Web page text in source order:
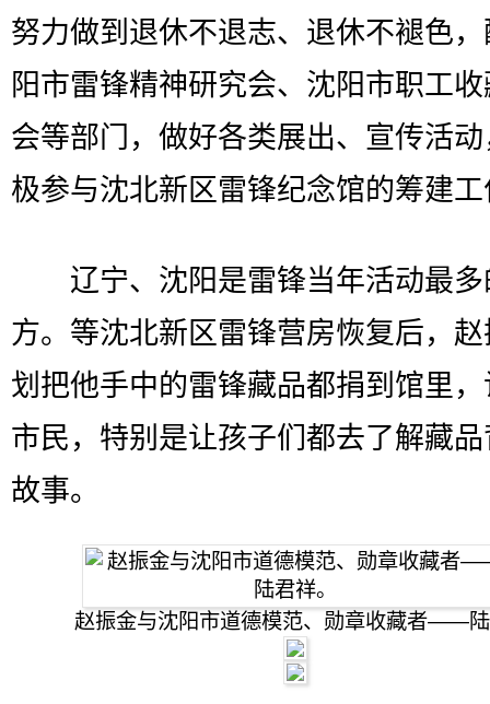
努力做到退休不退志、退休不褪色
阳市雷锋精神研究会、沈阳市职工
会等部门，做好各类展出、宣传活
极参与沈北新区雷锋纪念馆的筹建
辽宁、沈阳是雷锋当年活动最多
方。等沈北新区雷锋营房恢复后，
划把他手中的雷锋藏品都捐到馆里
市民，特别是让孩子们都去了解藏
故事。
赵振金与沈阳市道德模范、勋章收藏者——